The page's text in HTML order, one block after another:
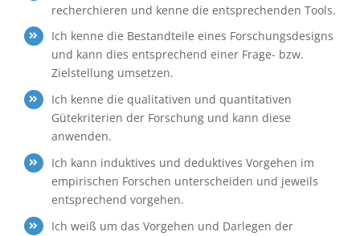
recherchieren und kenne die entsprechenden Tools.
Ich kenne die Bestandteile eines Forschungsdesigns
und kann dies entsprechend einer Frage- bzw.
Zielstellung umsetzen.
Ich kenne die qualitativen und quantitativen
Gütekriterien der Forschung und kann diese
anwenden.
Ich kann induktives und deduktives Vorgehen im
empirischen Forschen unterscheiden und jeweils
entsprechend vorgehen.
Ich weiß um das Vorgehen und Darlegen der